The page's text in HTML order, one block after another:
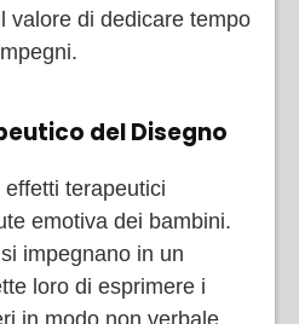
valore di dedicare tempo
del Disegno
terapeutici
emotiva dei bambini.
impegnano in un
loro di esprimere i
in modo non verbale,